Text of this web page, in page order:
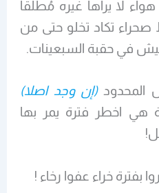
لا يراها غيره مُطلقا
صحراء تكاد تخلو حتى من
في حقبة السبعينات.
المحدود(إن وجد اصلا)
هي اخطر فترة يمر بها
بفترة خراء عفوا رخاء !